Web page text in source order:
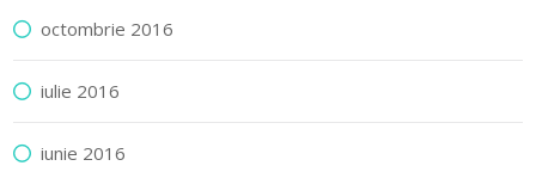
octombrie 2016
iulie 2016
iunie 2016